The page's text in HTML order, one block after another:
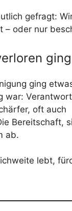
gefragt:
– oder nur
ging
ging
war:
oft auch
Bereitschaft,
ab.
lebt,